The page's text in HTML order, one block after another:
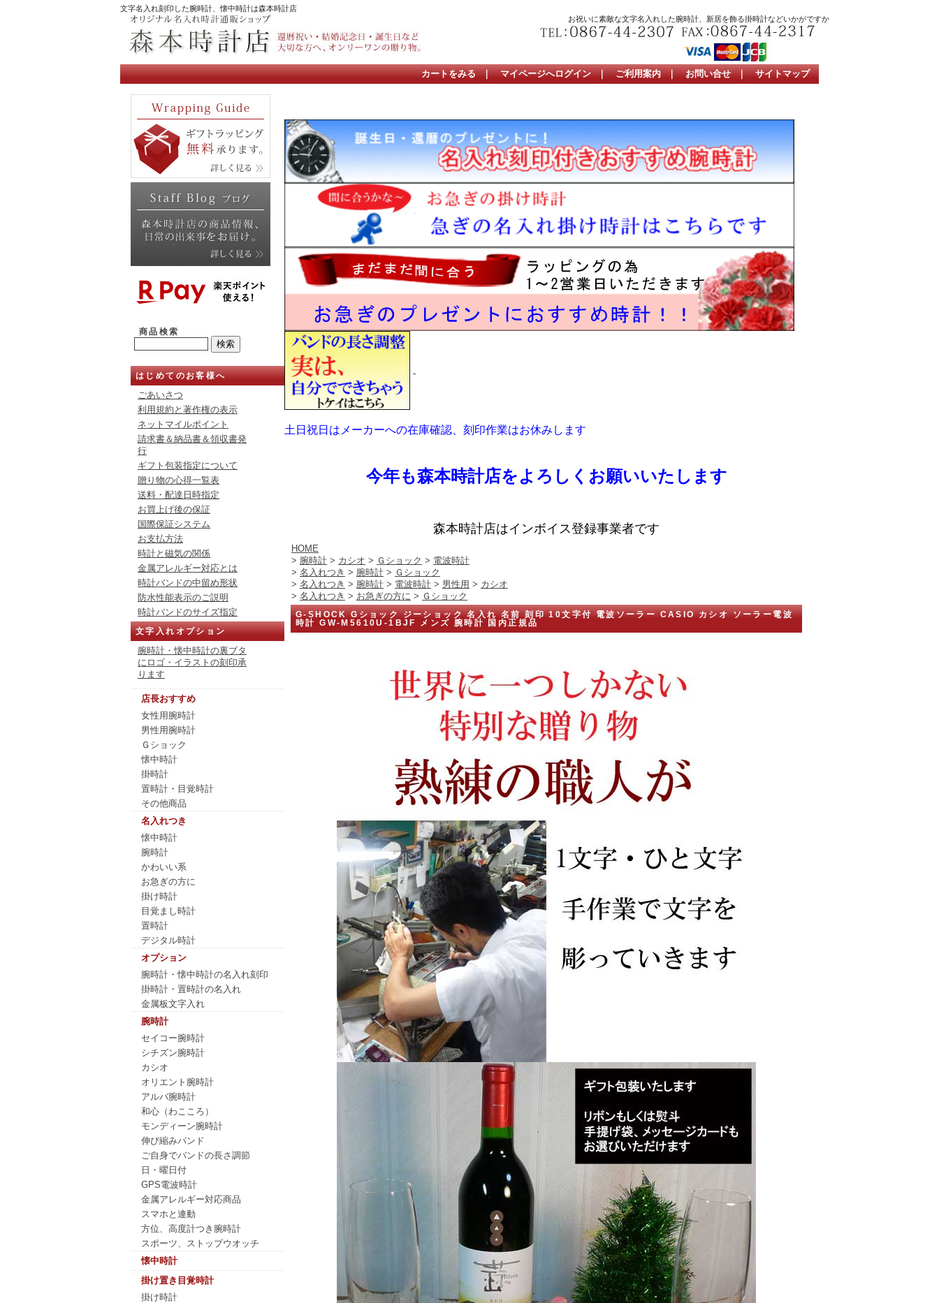
文字名入れ刻印した腕時計、懐中時計は森本時計店
お祝いに素敵な文字名入れした腕時計、新居を飾る掛時計などいかがですか
カートをみる ｜ マイページへログイン ｜ ご利用案内 ｜ お問い合せ ｜ サイトマップ
商品検索
はじめてのお客様へ
ごあいさつ
利用規約と著作権の表示
ネットマイルポイント
請求書＆納品書＆領収書発
行
ギフト包装指定について
贈り物の心得一覧表
送料・配達日時指定
お買上げ後の保証
国際保証システム
お支払方法
時計と磁気の関係
金属アレルギー対応とは
時計バンドの中留め形状
防水性能表示のご説明
時計バンドのサイズ指定
文字入れオプション
腕時計・懐中時計の裏ブタ
にロゴ・イラストの刻印承
ります
店長おすすめ
女性用腕時計
男性用腕時計
Ｇショック
懐中時計
掛時計
置時計・目覚時計
その他商品
名入れつき
懐中時計
腕時計
かわいい系
お急ぎの方に
掛け時計
目覚まし時計
置時計
デジタル時計
オプション
腕時計・懐中時計の名入れ刻印
掛時計・置時計の名入れ
金属板文字入れ
腕時計
セイコー腕時計
シチズン腕時計
カシオ
オリエント腕時計
アルバ腕時計
和心（わこころ）
モンディーン腕時計
伸び縮みバンド
ご自身でバンドの長さ調節
日・曜日付
GPS電波時計
金属アレルギー対応商品
スマホと連動
方位、高度計つき腕時計
スポーツ、ストップウオッチ
懐中時計
掛け置き目覚時計
掛け時計
土日祝日はメーカーへの在庫確認、刻印作業はお休みします
今年も森本時計店をよろしくお願いいたします
森本時計店はインボイス登録事業者です
HOME
> 腕時計 > カシオ > Ｇショック > 電波時計
> 名入れつき > 腕時計 > Ｇショック
> 名入れつき > 腕時計 > 電波時計 > 男性用 > カシオ
> 名入れつき > お急ぎの方に > Ｇショック
G-SHOCK Gショック ジーショック 名入れ 名前 刻印 10文字付 電波ソーラー CASIO カシオ ソーラー電波
時計 GW-M5610U-1BJF メンズ 腕時計 国内正規品